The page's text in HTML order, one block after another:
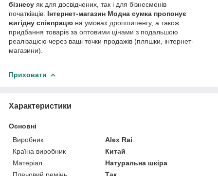
бізнесу як для досвідчених, так і для бізнесменів
початківців. Інтернет-магазин Модна сумка пропонує
вигідну співпрацю на умовах дропшипенгу, а також
придбання товарів за оптовими цінами з подальшою
реалізацією через ваші точки продажів (пляшки, інтернет-
магазини).
Приховати
Характеристики
Основні
Виробник
Alex Rai
Країна виробник
Китай
Матеріал
Натуральна шкіра